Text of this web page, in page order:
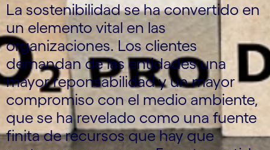
La sostenibilidad se ha convertido en
un elemento vital en las
organizaciones. Los clientes
demandan de las entidades una
mayor reponsabilidad y un mayor
compromiso con el medio ambiente,
que se ha revelado como una fuente
finita de recursos que hay que